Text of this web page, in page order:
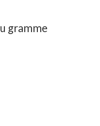
gramme